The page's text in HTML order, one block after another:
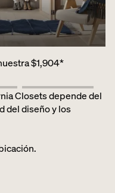
$1,904*
Closets depende del
del diseño y los